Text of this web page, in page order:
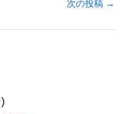
次の投稿 →